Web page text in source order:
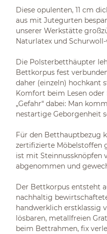
Diese opulenten, 11 cm
aus mit Jutegurten
unserer Werkstätte
Naturlatex und
Die Polsterbetthäupter
Bettkorpus fest
daher (einzeln) hochkant
Komfort beim Lesen
„Gefahr“ dabei: Man
nestartige Geborgenheit
Für den Betthauptbezug
zertifizierte Möbelstoffen
ist mit Steinnussknöpfen
abgenommen und
Der Bettkorpus entsteht
nachhaltig
handwerklich erstklassig
lösbaren, metallfreien
beim Bettrahmen, fix